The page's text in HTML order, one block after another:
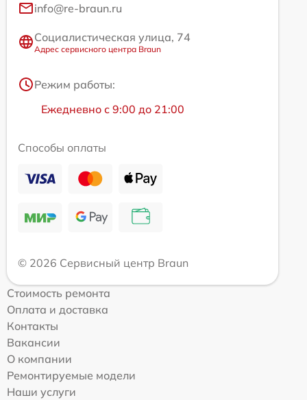
info@re-braun.ru
Социалистическая улица, 74
Адрес сервисного центра Braun
Режим работы:
Ежедневно с 9:00 до 21:00
Способы оплаты
© 2026 Сервисный центр Braun
Стоимость ремонта
Оплата и доставка
Контакты
Вакансии
О компании
Ремонтируемые модели
Наши услуги